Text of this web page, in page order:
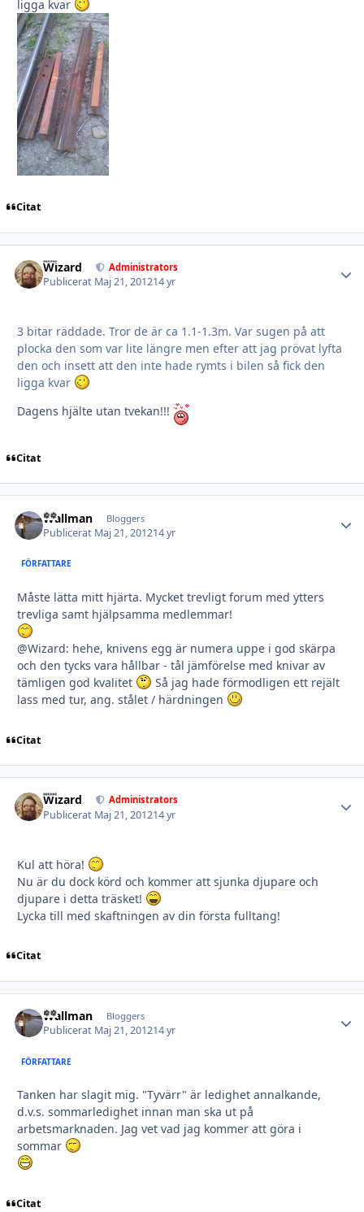
ligga kvar
Citat
Wizard Administrators
Publicerat Maj 21, 201214 yr
3 bitar räddade. Tror de är ca 1.1-1.3m. Var sugen på att
plocka den som var lite längre men efter att jag prövat lyfta
den och insett att den inte hade rymts i bilen så fick den
ligga kvar
Dagens hjälte utan tvekan!!!
Citat
Wallman Bloggers
Publicerat Maj 21, 201214 yr
FÖRFATTARE
Måste lätta mitt hjärta. Mycket trevligt forum med ytters
trevliga samt hjälpsamma medlemmar!
@Wizard: hehe, knivens egg är numera uppe i god skärpa
och den tycks vara hållbar - tål jämförelse med knivar av
tämligen god kvalitet
Så jag hade förmodligen ett rejält
lass med tur, ang. stålet / härdningen
Citat
Wizard Administrators
Publicerat Maj 21, 201214 yr
Kul att höra!
Nu är du dock körd och kommer att sjunka djupare och
djupare i detta träsket!
Lycka till med skaftningen av din första fulltang!
Citat
Wallman Bloggers
Publicerat Maj 21, 201214 yr
FÖRFATTARE
Tanken har slagit mig. "Tyvärr" är ledighet annalkande,
d.v.s. sommarledighet innan man ska ut på
arbetsmarknaden. Jag vet vad jag kommer att göra i
sommar
Citat